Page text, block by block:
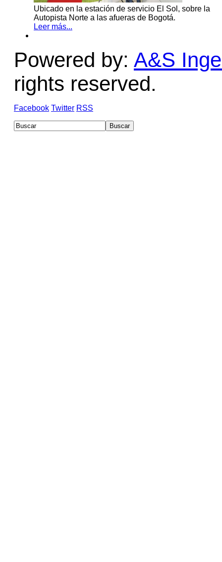
Ubicado en la estación de servicio El Sol, sobre la
Autopista Norte a las afueras de Bogotá.
Leer más...
Powered by: A&S
rights reserved.
Facebook Twitter RSS